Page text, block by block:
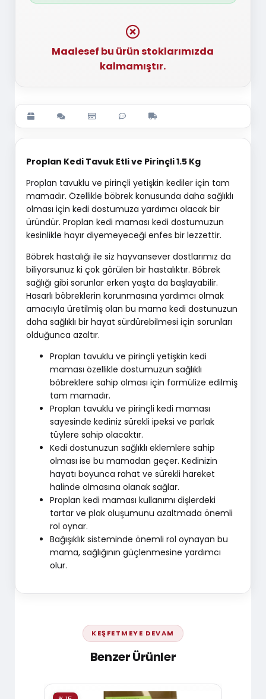
Maalesef bu ürün stoklarımızda
kalmamıştır.
Proplan Kedi Tavuk Etli ve Pirinçli 1.5 Kg
Proplan tavuklu ve pirinçli yetişkin kediler için tam
mamadır. Özellikle böbrek konusunda daha sağlıklı
olması için kedi dostumuza yardımcı olacak bir
üründür. Proplan kedi maması kedi dostumuzun
kesinlikle hayır diyemeyeceği enfes bir lezzettir.
Böbrek hastalığı ile siz hayvansever dostlarımız da
biliyorsunuz ki çok görülen bir hastalıktır. Böbrek
sağlığı gibi sorunlar erken yaşta da başlayabilir.
Hasarlı böbreklerin korunmasına yardımcı olmak
amacıyla üretilmiş olan bu mama kedi dostunuzun
daha sağlıklı bir hayat sürdürebilmesi için sorunları
olduğunca azaltır.
Proplan tavuklu ve pirinçli yetişkin kedi
maması özellikle dostumuzun sağlıklı
böbreklere sahip olması için formülize edilmiş
tam mamadır.
Proplan tavuklu ve pirinçli kedi maması
sayesinde kediniz sürekli ipeksi ve parlak
tüylere sahip olacaktır.
Kedi dostunuzun sağlıklı eklemlere sahip
olması ise bu mamadan geçer. Kedinizin
hayatı boyunca rahat ve sürekli hareket
halinde olmasına olanak sağlar.
Proplan kedi maması kullanımı dişlerdeki
tartar ve plak oluşumunu azaltmada önemli
rol oynar.
Bağışıklık sisteminde önemli rol oynayan bu
mama, sağlığının güçlenmesine yardımcı
olur.
KEŞFETMEYE DEVAM
Benzer Ürünler